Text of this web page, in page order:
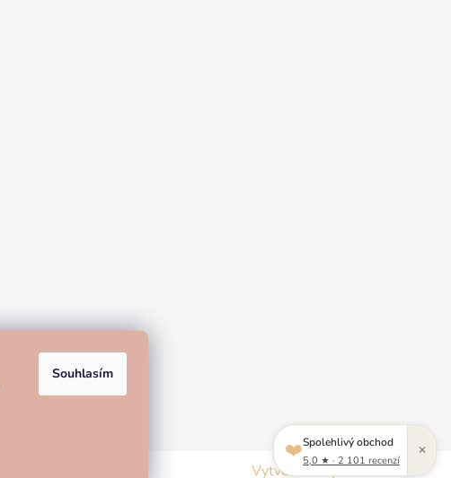
Souhlasím
Vytvořil Shoptet
❤️Spolehlivý obchod
5,0 ★ · 2 101 recenzí
✕